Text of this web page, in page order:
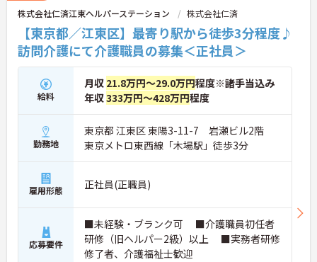
株式会社仁済江東ヘルパーステーション 株式会社仁済
【東京都／江東区】最寄り駅から徒歩3分程度♪
訪問介護にて介護職員の募集＜正社員＞
給料
月収 21.8万円～29.0万円程度※諸手当込み
年収333万円～428万円程度
勤務地
東京都 江東区 東陽3-11-7 岩瀬ビル2階
東京メトロ東西線「木場駅」徒歩3分
雇用形態 正社員(正職員)
応募要件
■未経験・ブランク可 ■介護職員初任者
研修（旧ヘルパー2級）以上 ■実務者研修
修了者、介護福祉士歓迎